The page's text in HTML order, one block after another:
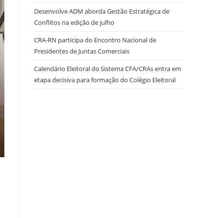
Desenvolve ADM aborda Gestão Estratégica de
Conflitos na edição de julho
CRA-RN participa do Encontro Nacional de
Presidentes de Juntas Comerciais
Calendário Eleitoral do Sistema CFA/CRAs entra em
etapa decisiva para formação do Colégio Eleitoral